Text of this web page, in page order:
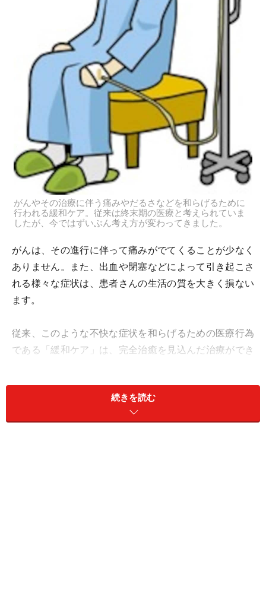
がんやその治療に伴う痛みやだるさなどを和らげるために
行われる緩和ケア。従来は終末期の医療と考えられていま
したが、今ではずいぶん考え方が変わってきました。
がんは、その進行に伴って痛みがでてくることが少なく
ありません。また、出血や閉塞などによって引き起こさ
れる様々な症状は、患者さんの生活の質を大きく損ない
ます。
従来、このような不快な症状を和らげるための医療行為
である「緩和ケア」は、完全治癒を見込んだ治療ができ
従事者も患者さんやそのご家族も、そのように捉えてき
続きを読む